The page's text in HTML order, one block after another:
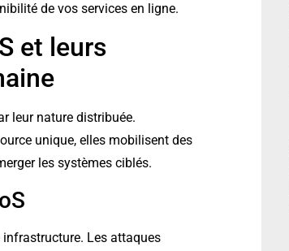
de vos services en ligne.
et leurs
leur nature distribuée.
unique, elles mobilisent des
les systèmes ciblés.
Les attaques